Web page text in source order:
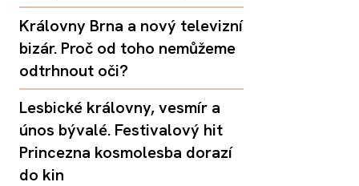
Královny Brna a nový televizní
bizár. Proč od toho nemůžeme
odtrhnout oči?
Lesbické královny, vesmír a
únos bývalé. Festivalový hit
Princezna kosmolesba dorazí
do kin